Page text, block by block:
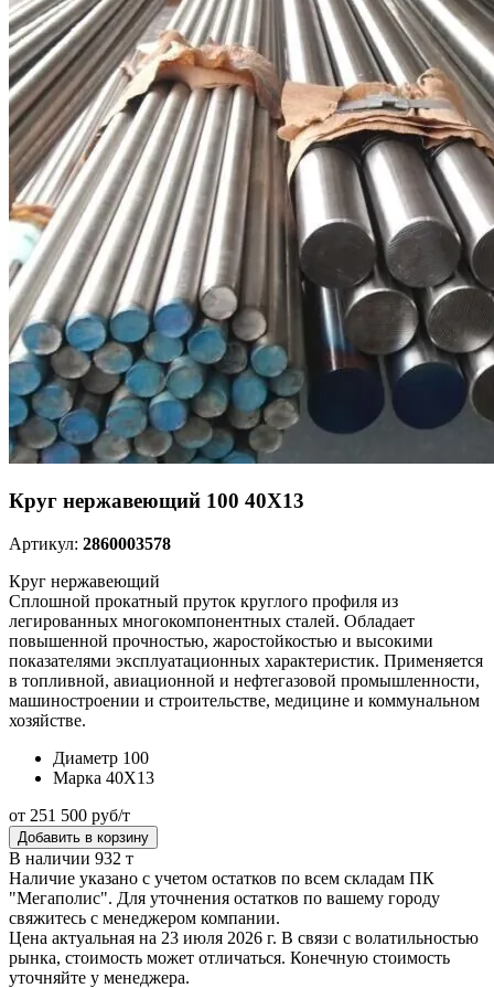
Круг нержавеющий 100 40Х13
Артикул: 2860003578
Круг нержавеющий
Сплошной прокатный пруток круглого профиля из
легированных многокомпонентных сталей. Обладает
повышенной прочностью, жаростойкостью и высокими
показателями эксплуатационных характеристик. Применяется
в топливной, авиационной и нефтегазовой промышленности,
машиностроении и строительстве, медицине и коммунальном
хозяйстве.
Диаметр 100
Марка 40Х13
от 251 500 руб/т
Добавить в корзину
В наличии 932 т
Наличие указано с учетом остатков по всем складам ПК
"Мегаполис". Для уточнения остатков по вашему городу
свяжитесь с менеджером компании.
Цена актуальная на 23 июля 2026 г. В связи с волатильностью
рынка, стоимость может отличаться. Конечную стоимость
уточняйте у менеджера.